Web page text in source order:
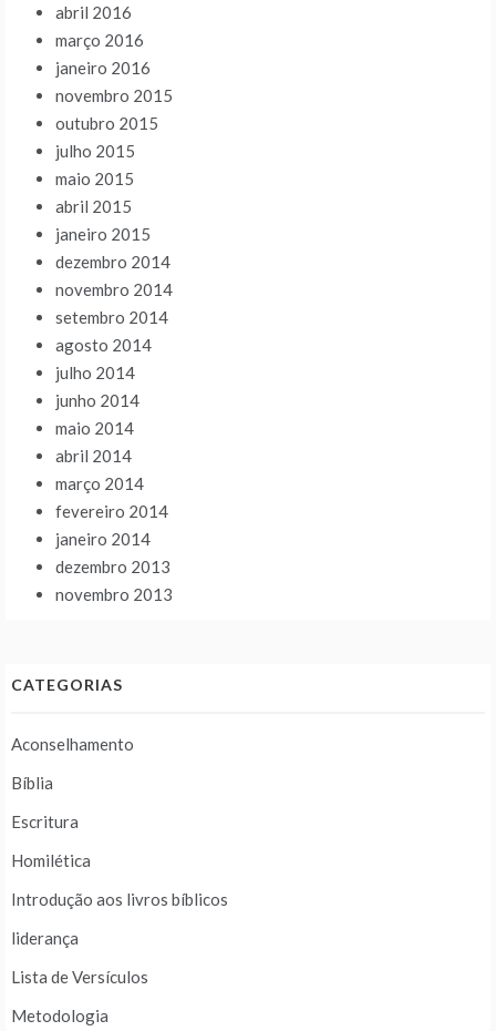
abril 2016
março 2016
janeiro 2016
novembro 2015
outubro 2015
julho 2015
maio 2015
abril 2015
janeiro 2015
dezembro 2014
novembro 2014
setembro 2014
agosto 2014
julho 2014
junho 2014
maio 2014
abril 2014
março 2014
fevereiro 2014
janeiro 2014
dezembro 2013
novembro 2013
CATEGORIAS
Aconselhamento
Bíblia
Escritura
Homilética
Introdução aos livros bíblicos
liderança
Lista de Versículos
Metodologia